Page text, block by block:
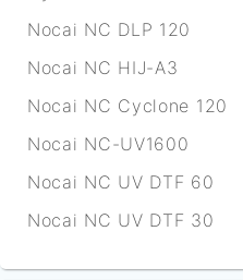
Nocai NC DLP 120
Nocai NC HIJ-A3
Nocai NC Cyclone 120
Nocai NC-UV1600
Nocai NC UV DTF 60
Nocai NC UV DTF 30